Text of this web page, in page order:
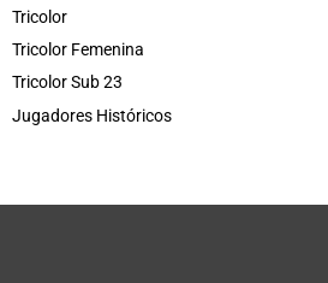
Tricolor
Tricolor Femenina
Tricolor Sub 23
Jugadores Históricos